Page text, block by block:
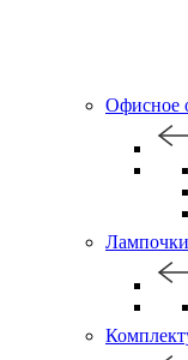
Офисное
Лампочки